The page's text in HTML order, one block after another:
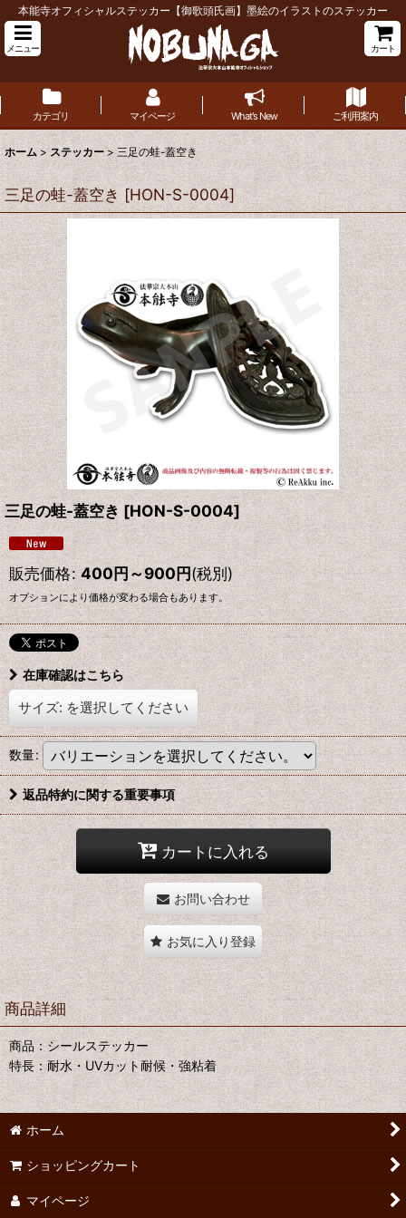
本能寺オフィシャルステッカー【御歌頭氏画】墨絵のイラストのステッカー
メニュー カート
カテゴリ マイページ What's New ご利用案内
ホーム > ステッカー > 三足の蛙-蓋空き
三足の蛙-蓋空き [HON-S-0004]
三足の蛙-蓋空き [HON-S-0004]
販売価格: 400円～900円(税別)
オプションにより価格が変わる場合もあります。
在庫確認はこちら
サイズ: を選択してください
数量:
返品特約に関する重要事項
カートに入れる
お問い合わせ
お気に入り登録
商品詳細
商品：シールステッカー
特長：耐水・UVカット耐候・強粘着
ホーム
ショッピングカート
マイページ